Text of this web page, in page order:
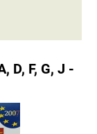
D, F, G, J -